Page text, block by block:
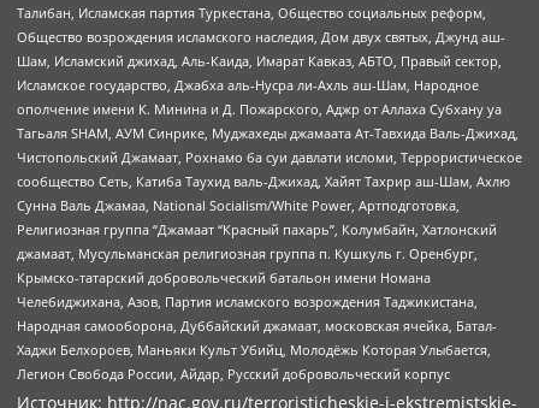
Талибан, Исламская партия Туркестана, Общество социальных реформ,
Общество возрождения исламского наследия, Дом двух святых, Джунд аш-
Шам, Исламский джихад, Аль-Каида, Имарат Кавказ, АБТО, Правый сектор,
Исламское государство, Джабха аль-Нусра ли-Ахль аш-Шам, Народное
ополчение имени К. Минина и Д. Пожарского, Аджр от Аллаха Субхану уа
Тагьаля SHAM, АУМ Синрике, Муджахеды джамаата Ат-Тавхида Валь-Джихад,
Чистопольский Джамаат, Рохнамо ба суи давлати исломи, Террористическое
сообщество Сеть, Катиба Таухид валь-Джихад, Хайят Тахрир аш-Шам, Ахлю
Сунна Валь Джамаа, National Socialism/White Power, Артподготовка,
Религиозная группа “Джамаат “Красный пахарь”, Колумбайн, Хатлонский
джамаат, Мусульманская религиозная группа п. Кушкуль г. Оренбург,
Крымско-татарский добровольческий батальон имени Номана
Челебиджихана, Азов, Партия исламского возрождения Таджикистана,
Народная самооборона, Дуббайский джамаат, московская ячейка, Батал-
Хаджи Белхороев, Маньяки Культ Убийц, Молодёжь Которая Улыбается,
Легион Свобода России, Айдар, Русский добровольческий корпус
Источник: http://nac.gov.ru/terroristicheskie-i-ekstremistskie-